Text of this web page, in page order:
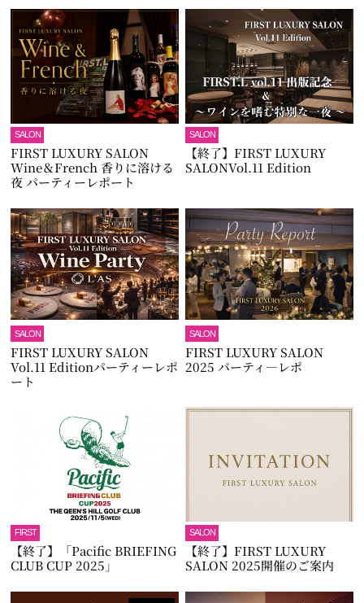
SALON
FIRST LUXURY SALON
Wine＆French 香りに溶ける
夜 パーティーレポート
SALON
【終了】FIRST LUXURY
SALONVol.11 Edition
SALON
FIRST LUXURY SALON
Vol.11 Editionパーティーレポ
ート
SALON
FIRST LUXURY SALON
2025 パーティ―レポ
FIRST
【終了】「Pacific BRIEFING
CLUB CUP 2025」
SALON
【終了】FIRST LUXURY
SALON 2025開催のご案内